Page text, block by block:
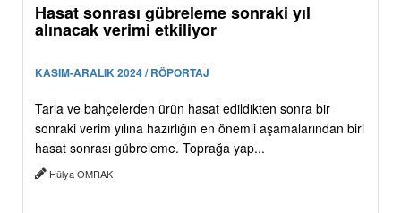
Hasat sonrası gübreleme sonraki yıl
alınacak verimi etkiliyor
KASIM-ARALIK 2024 / RÖPORTAJ
Tarla ve bahçelerden ürün hasat edildikten sonra bir
sonraki verim yılına hazırlığın en önemli aşamalarından biri
hasat sonrası gübreleme. Toprağa yap...
Hülya OMRAK